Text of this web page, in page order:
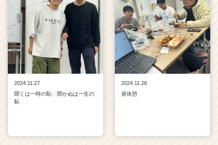
2024.11.27
聞くは一時の恥、聞かぬは一生の
恥
2024.11.26
昼休憩